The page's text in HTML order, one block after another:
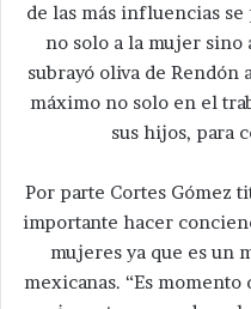
de las más influencias se
no solo a la mujer sino
subrayó oliva de Rendón
máximo no solo en el
sus hijos, para
Por parte Cortes Gómez
importante hacer
mujeres ya que es un
mexicanas. “Es